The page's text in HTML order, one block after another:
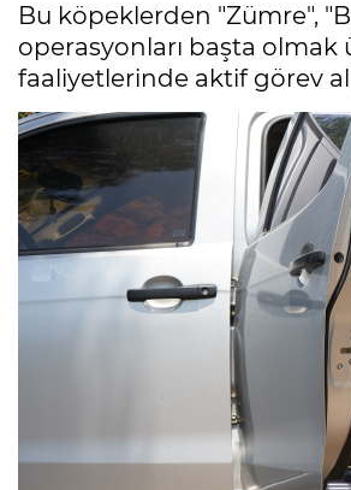
Bu köpeklerden "Zümre",
operasyonları başta
faaliyetlerinde aktif görev